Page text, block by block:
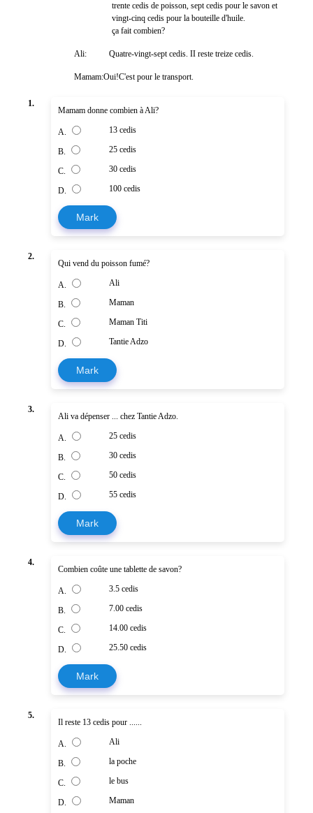
trente cedis de poisson, sept cedis pour le savon et
vingt-cinq cedis pour la bouteille d'huile.
ça fait combien?
Ali: Quatre-vingt-sept cedis. II reste treize cedis.
Mamam:Oui!C'est pour le transport.
1.
Mamam donne combien à Ali?
A. 13 cedis
B. 25 cedis
C. 30 cedis
D. 100 cedis
Mark
2.
Qui vend du poisson fumé?
A. Ali
B. Maman
C. Maman Titi
D. Tantie Adzo
Mark
3.
Ali va dépenser ... chez Tantie Adzo.
A. 25 cedis
B. 30 cedis
C. 50 cedis
D. 55 cedis
Mark
4.
Combien coûte une tablette de savon?
A. 3.5 cedis
B. 7.00 cedis
C. 14.00 cedis
D. 25.50 cedis
Mark
5.
Il reste 13 cedis pour ......
A. Ali
B. la poche
C. le bus
D. Maman